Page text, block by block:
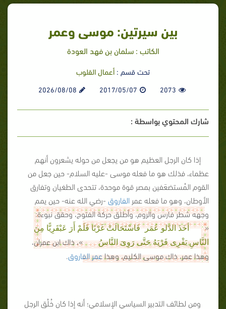
بين سيرتين: موسى وعمر
الكاتب : سلمان بن فهد العودة
تحت قسم :أعمال القلوب
2073
2017/05/07
2026/08/08
شارك المحتوي بواسطة :
إذا كان الرجل العظيم هو من يجعل من حوله يشعرون أنهم
عظماء، فذلك هو ما فعله موسى -عليه السلام- حين جعل من
القوم المُستضعَفين بمصر قوة موحدة، تتحدى الطغيان وتفارق
الأوطان، وهو ما فعله عمر الفاروق -رضي الله عنه- حين يمم
وجهه شطر فارس والروم، وأطلق حركة الفتوح، وحقق نبوءة:
«
أخَذَ الدَّلو عُمَر فَاسْتَحَالَتْ غَرْبًا فَلَمْ أَرَ عَبْقَرِيًّا مِنَ
النَّاسِ يَفْرِى فَرْيَهُ حَتَّى رَوِىَ النَّاسُ
»، ذاك ابن عمران،
وهذا عمر، ذاك موسى الكليم، وهذاعمر الفاروق.
ومن لطائف التدبير السياسي الإسلامي؛ أنه إذا كان خُلُق الرجل